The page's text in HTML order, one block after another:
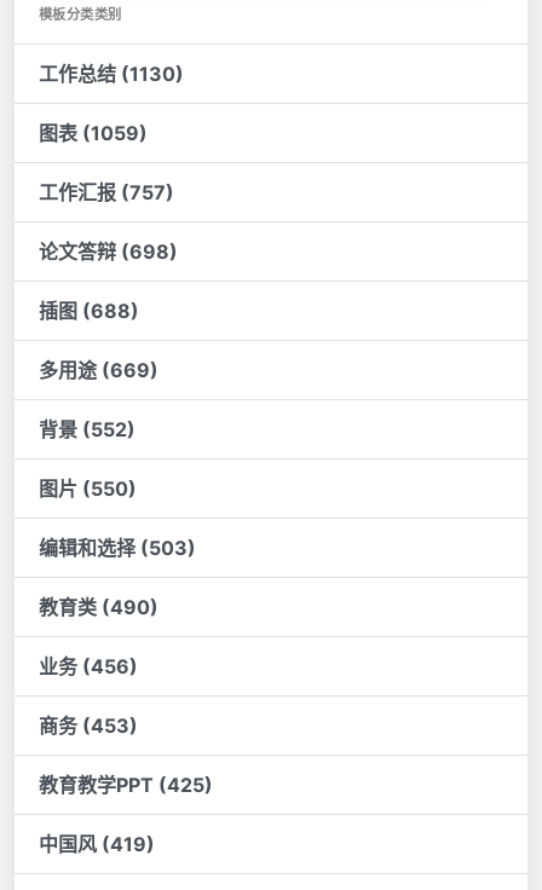
模板分类类别
工作总结 (1130)
图表 (1059)
工作汇报 (757)
论文答辩 (698)
插图 (688)
多用途 (669)
背景 (552)
图片 (550)
编辑和选择 (503)
教育类 (490)
业务 (456)
商务 (453)
教育教学PPT (425)
中国风 (419)